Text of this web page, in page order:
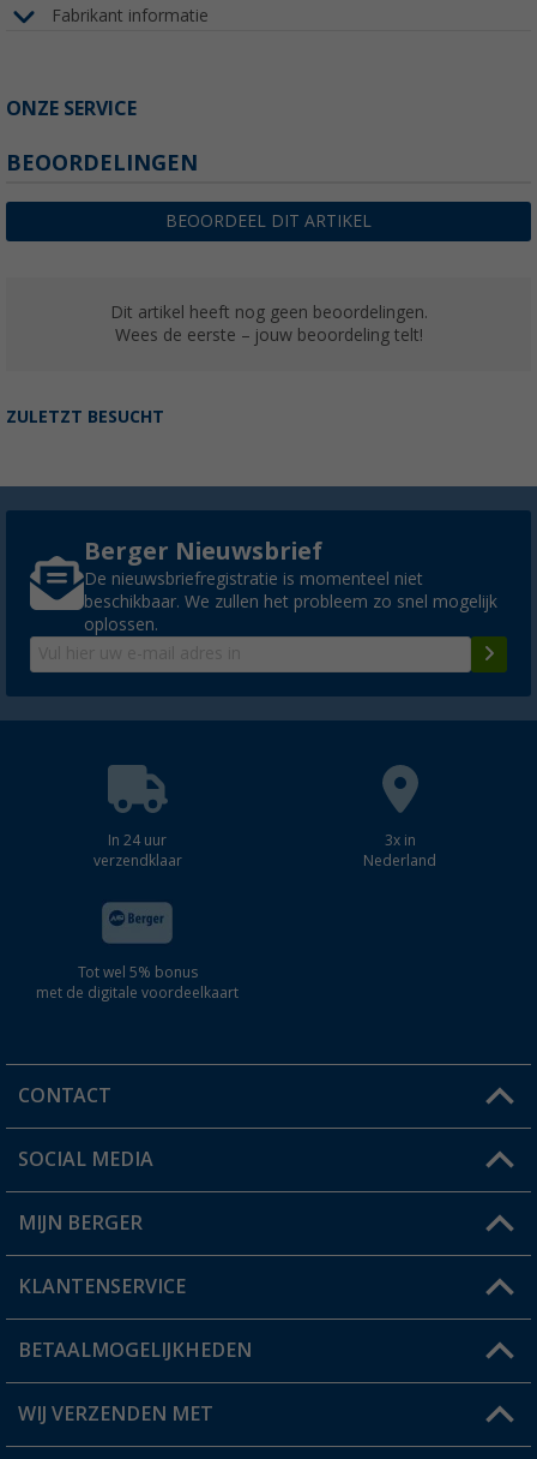
Fabrikant informatie
ONZE SERVICE
BEOORDELINGEN
BEOORDEEL DIT ARTIKEL
Dit artikel heeft nog geen beoordelingen.
Wees de eerste – jouw beoordeling telt!
ZULETZT BESUCHT
Berger Nieuwsbrief
De nieuwsbriefregistratie is momenteel niet
beschikbaar. We zullen het probleem zo snel mogelijk
oplossen.
In 24 uur
verzendklaar
3x in
Nederland
Tot wel 5% bonus
met de digitale voordeelkaart
CONTACT
Een vraag?
Winkel vinden
SOCIAL MEDIA
MIJN BERGER
Mijn account
Status bestelling
Verlanglijstje
KLANTENSERVICE
FAQ & Contact
Verzendinformatie
BETAALMOGELIJKHEDEN
WIJ VERZENDEN MET